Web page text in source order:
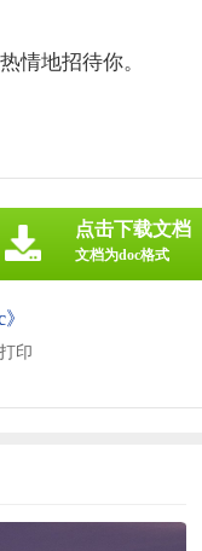
情地招待你。
印
点击下载文档
文档为doc格式